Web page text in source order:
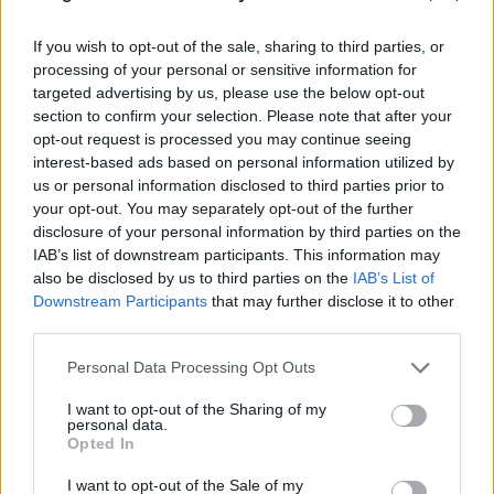
If you wish to opt-out of the sale, sharing to third parties, or
processing of your personal or sensitive information for
targeted advertising by us, please use the below opt-out
section to confirm your selection. Please note that after your
opt-out request is processed you may continue seeing
interest-based ads based on personal information utilized by
us or personal information disclosed to third parties prior to
your opt-out. You may separately opt-out of the further
disclosure of your personal information by third parties on the
IAB’s list of downstream participants. This information may
also be disclosed by us to third parties on the IAB’s List of
Downstream Participants that may further disclose it to other
Please note that this website/app uses one or more Google
not limited to your visit or usage behaviour. You may click to
grant or deny consent to Google and its third-party tags to
use your data for below specified purposes in below Google
consent section.
Personal Data Processing Opt Outs
I want to opt-out of the Sharing of my
personal data.
Opted In
I want to opt-out of the Sale of my
Még nem próbáltad, de érzed a vágyat, hogy írnod ...
A negyedik lesz a The Good Place
záróévada